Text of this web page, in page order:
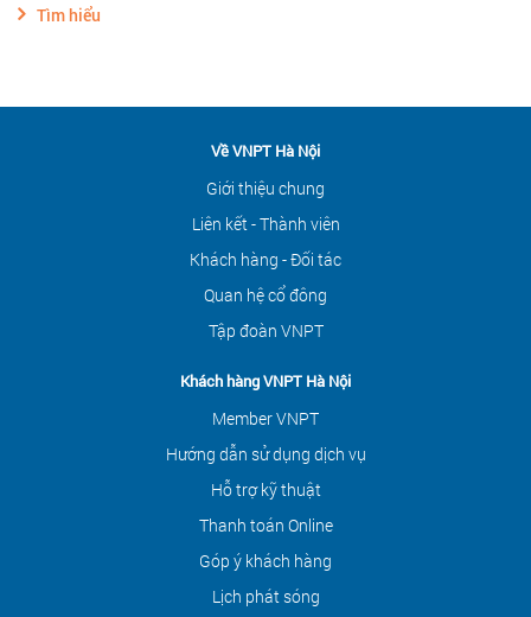
Tìm hiểu
Về VNPT Hà Nội
Giới thiệu chung
Liên kết - Thành viên
Khách hàng - Đối tác
Quan hệ cổ đông
Tập đoàn VNPT
Khách hàng VNPT Hà Nội
Member VNPT
Hướng dẫn sử dụng dịch vụ
Hỗ trợ kỹ thuật
Thanh toán Online
Góp ý khách hàng
Lịch phát sóng